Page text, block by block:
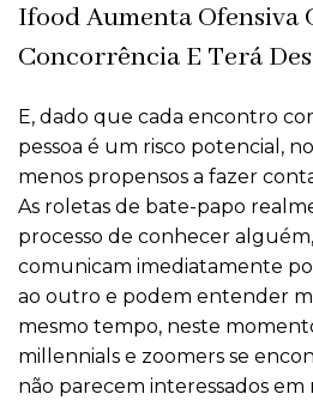
Ifood Aumenta Ofensiva
Concorrência E Terá
E, dado que cada encontro
pessoa é um risco potencial,
menos propensos a fazer
As roletas de bate-papo
processo de conhecer alguém,
comunicam imediatamente
ao outro e podem entender
mesmo tempo, neste
millennials e zoomers se
não parecem interessados em